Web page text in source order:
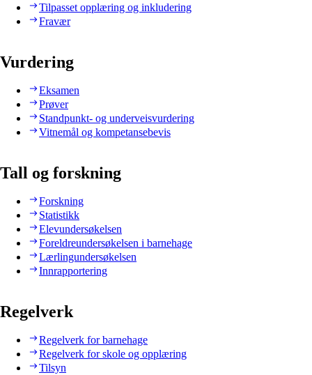
Tilpasset opplæring og inkludering
Fravær
Vurdering
Eksamen
Prøver
Standpunkt- og underveisvurdering
Vitnemål og kompetansebevis
Tall og forskning
Forskning
Statistikk
Elevundersøkelsen
Foreldreundersøkelsen i barnehage
Lærlingundersøkelsen
Innrapportering
Regelverk
Regelverk for barnehage
Regelverk for skole og opplæring
Tilsyn